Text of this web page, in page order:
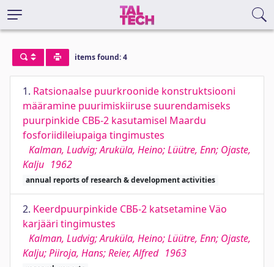
items found: 4
1. Ratsionaalse puurkroonide konstruktsiooni
määramine puurimiskiiruse suurendamiseks
puurpinkide СВБ-2 kasutamisel Maardu
fosforiidileiupaiga tingimustes
Kalman, Ludvig; Aruküla, Heino; Lüütre, Enn; Ojaste,
Kalju 1962
annual reports of research & development activities
2. Keerdpuurpinkide СВБ-2 katsetamine Väo
karjääri tingimustes
Kalman, Ludvig; Aruküla, Heino; Lüütre, Enn; Ojaste,
Kalju; Piiroja, Hans; Reier, Alfred 1963